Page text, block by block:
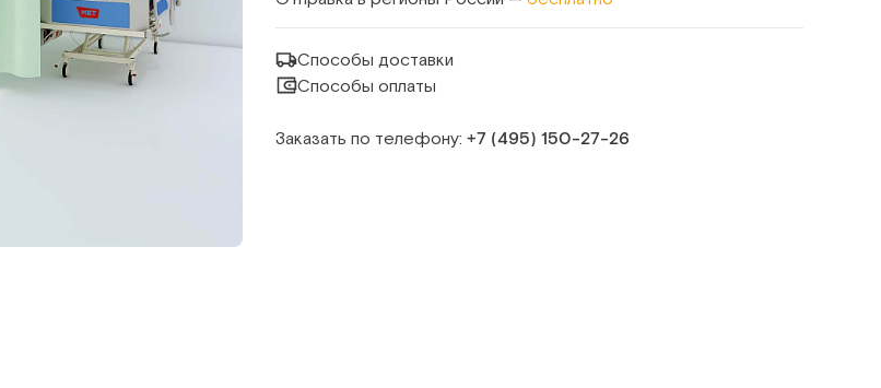
Способы доставки
Способы оплаты
Заказать по телефону: +7 (495) 150‑27‑26